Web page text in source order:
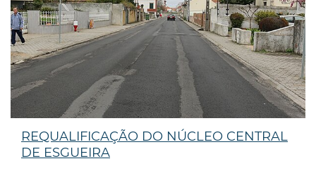
REQUALIFICAÇÃO DO NÚCLEO CENTRAL
DE ESGUEIRA